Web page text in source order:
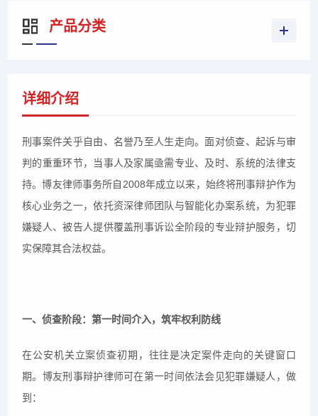
产品分类
详细介绍
刑事案件关乎自由、名誉乃至人生走向。面对侦查、起诉与审
判的重重环节，当事人及家属亟需专业、及时、系统的法律支
持。博友律师事务所自2008年成立以来，始终将刑事辩护作为
核心业务之一，依托资深律师团队与智能化办案系统，为犯罪
嫌疑人、被告人提供覆盖刑事诉讼全阶段的专业辩护服务，切
实保障其合法权益。
一、侦查阶段：第一时间介入，筑牢权利防线
在公安机关立案侦查初期，往往是决定案件走向的关键窗口
期。博友刑事辩护律师可在第一时间依法会见犯罪嫌疑人，做
到：